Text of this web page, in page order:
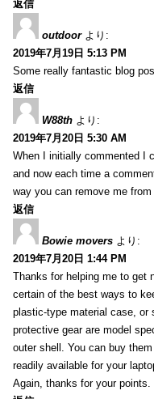
返信
outdoor より:
2019年7月19日 5:13 PM
Some really fantastic blog
返信
W88th より:
2019年7月20日 5:30 AM
When I initially commented I
and now each time a
way you can remove me
返信
Bowie movers より:
2019年7月20日 1:44 PM
Thanks for helping me to get
certain of the best ways to
plastic-type material case, or
protective gear are model
outer shell. You can buy
readily available for your
Again, thanks for your points.